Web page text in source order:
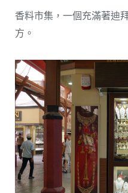
香料市集，一個充滿著迪
方。